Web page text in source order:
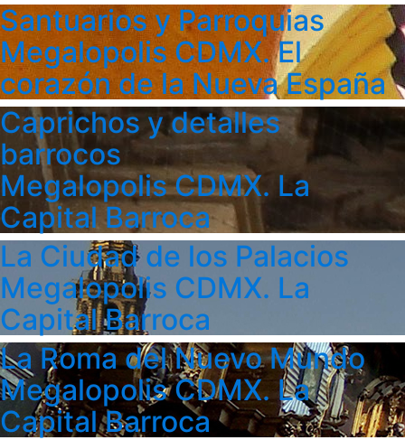
Santuarios y Parroquias
Megalopolis CDMX. El
corazón de la Nueva España
Caprichos y detalles
barrocos
Megalopolis CDMX. La
Capital Barroca
La Ciudad de los Palacios
Megalopolis CDMX. La
Capital Barroca
La Roma del Nuevo Mundo
Megalopolis CDMX. La
Capital Barroca